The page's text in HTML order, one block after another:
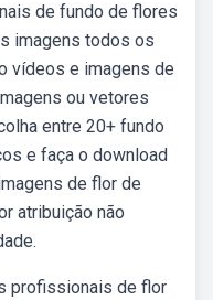
de fundo de flores
imagens todos os
vídeos e imagens de
ou vetores
entre 20+ fundo
e faça o download
de flor de
atribuição não
profissionais de flor